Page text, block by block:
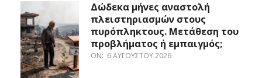
Δώδεκα μήνες αναστολή
πλειστηριασμών στους
πυρόπληκτους. Μετάθεση του
προβλήματος ή εμπαιγμός;
ON: 6 ΑΥΓΟΎΣΤΟΥ 2026